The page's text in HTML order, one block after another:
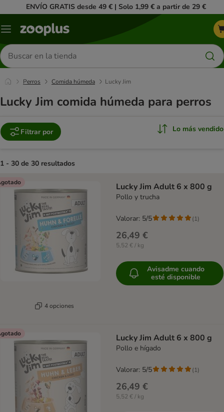
ENVÍO GRATIS desde 49 € | Solo 1,99 € a partir de 29 €
Menú
Buscar
productos
Perros Comida húmeda Lucky Jim
Lucky Jim comida húmeda para perros
Filtrar por Lo más vendido
1 - 30 de 30 resultados
product items have been changed
4 opciones
Lucky Jim Adult 6 x 800 g
Pollo y trucha
26,49 €
5,52 € / kg
Valorar: 5/5 (1)
Avisadme cuando
esté disponible
Lucky Jim Adult 6 x 800 g
Pollo e hígado
26,49 €
5,52 € / kg
Valorar: 5/5 (1)